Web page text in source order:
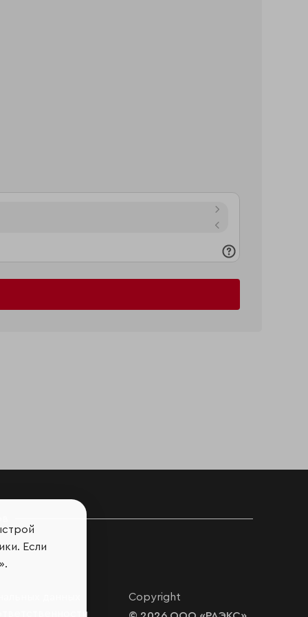
Copyright
Если